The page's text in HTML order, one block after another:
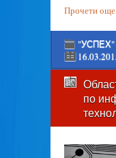
Прочети още
"УСПЕХ"
по